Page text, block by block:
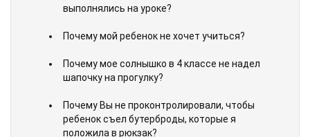
выполнялись на уроке?
Почему мой ребенок не хочет учиться?
Почему мое солнышко в 4 классе не надел
шапочку на прогулку?
Почему Вы не проконтролировали, чтобы
ребенок съел бутерброды, которые я
положила в рюкзак?